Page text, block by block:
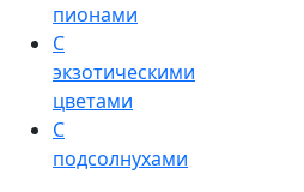
пионами
С
экзотическими
цветами
С
подсолнухами